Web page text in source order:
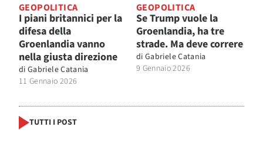
GEOPOLITICA
I piani britannici per la
difesa della
Groenlandia vanno
nella giusta direzione
di Gabriele Catania
11 Gennaio 2026
GEOPOLITICA
Se Trump vuole la
Groenlandia, ha tre
strade. Ma deve correre
di Gabriele Catania
9 Gennaio 2026
TUTTI I POST